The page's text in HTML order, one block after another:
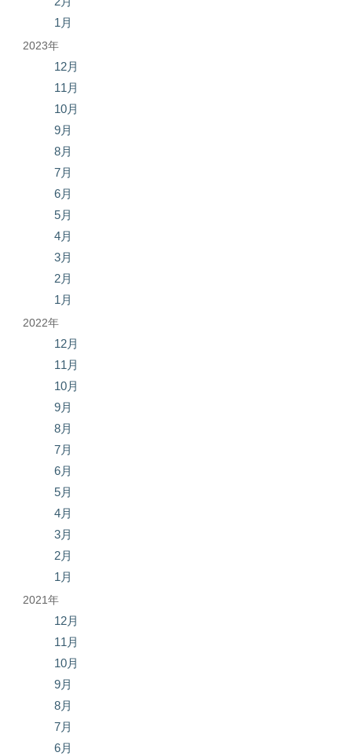
1月
2023年
12月
11月
10月
9月
8月
7月
6月
5月
4月
3月
2月
1月
2022年
12月
11月
10月
9月
8月
7月
6月
5月
4月
3月
2月
1月
2021年
12月
11月
10月
9月
8月
7月
6月